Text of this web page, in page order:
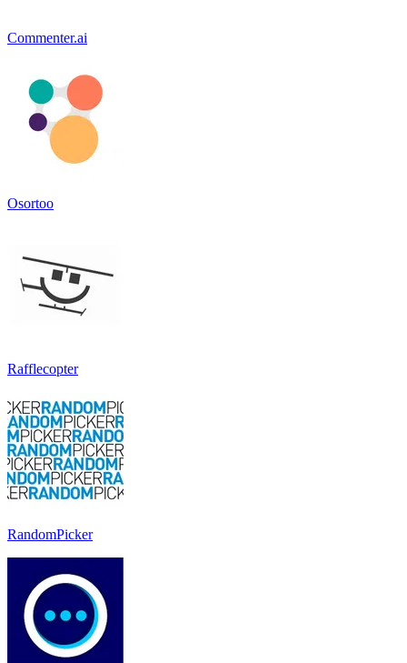
Commenter.ai
Osortoo
Rafflecopter
RandomPicker